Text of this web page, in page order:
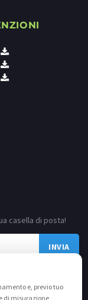
e, previo tuo
di misurazione
casella di posta!